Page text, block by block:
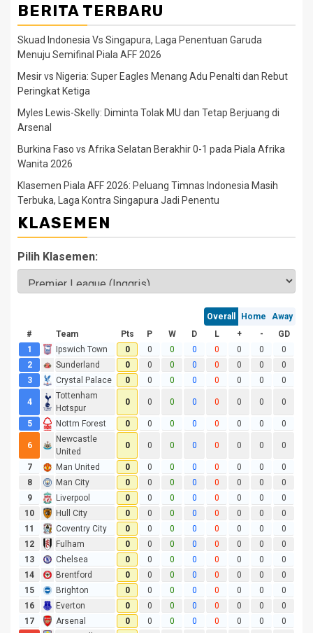
BERITA TERBARU
Skuad Indonesia Vs Singapura, Laga Penentuan Garuda
Menuju Semifinal Piala AFF 2026
Mesir vs Nigeria: Super Eagles Menang Adu Penalti dan Rebut
Peringkat Ketiga
Myles Lewis-Skelly: Diminta Tolak MU dan Tetap Berjuang di
Arsenal
Burkina Faso vs Afrika Selatan Berakhir 0-1 pada Piala Afrika
Wanita 2026
Klasemen Piala AFF 2026: Peluang Timnas Indonesia Masih
Terbuka, Laga Kontra Singapura Jadi Penentu
KLASEMEN
Pilih Klasemen: